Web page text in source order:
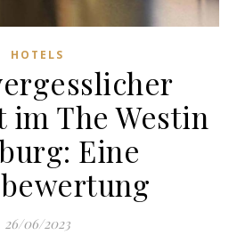
HOTELS
im The Westin
Eine
26/06/2023